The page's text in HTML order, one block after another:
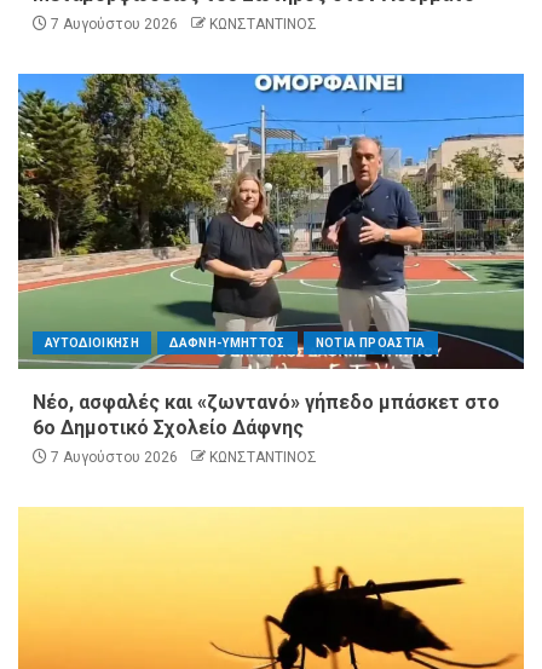
7 Αυγούστου 2026 ΚΩΝΣΤΑΝΤΙΝΟΣ
ΑΥΤΟΔΙΟΙΚΗΣΗ ΔΑΦΝΗ-ΥΜΗΤΤΟΣ ΝΟΤΙΑ ΠΡΟΑΣΤΙΑ
Νέο, ασφαλές και «ζωντανό» γήπεδο μπάσκετ στο
6ο Δημοτικό Σχολείο Δάφνης
7 Αυγούστου 2026 ΚΩΝΣΤΑΝΤΙΝΟΣ